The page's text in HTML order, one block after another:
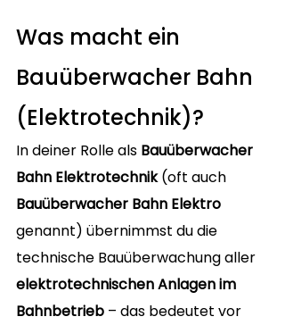
Was macht ein
Bauüberwacher Bahn
(Elektrotechnik)?
In deiner Rolle als Bauüberwacher
Bahn Elektrotechnik (oft auch
Bauüberwacher Bahn Elektro
genannt) übernimmst du die
technische Bauüberwachung aller
elektrotechnischen Anlagen im
Bahnbetrieb – das bedeutet vor